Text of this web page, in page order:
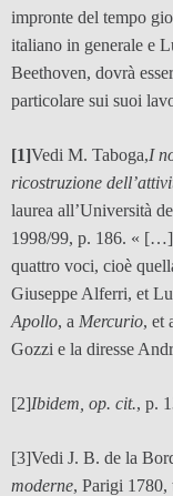
impronte del tempo
italiano in generale e
Beethoven, dovrà
particolare sui suoi
[1]Vedi M. Taboga,I
ricostruzione
laurea all’Università
1998/99, p. 186. « […]
quattro voci, cioè
Giuseppe Alferri, et
Apollo, a Mercurio, et
Gozzi e la diresse
[2]Ibidem, op. cit., p.
[3]Vedi J. B. de la
moderne, Parigi